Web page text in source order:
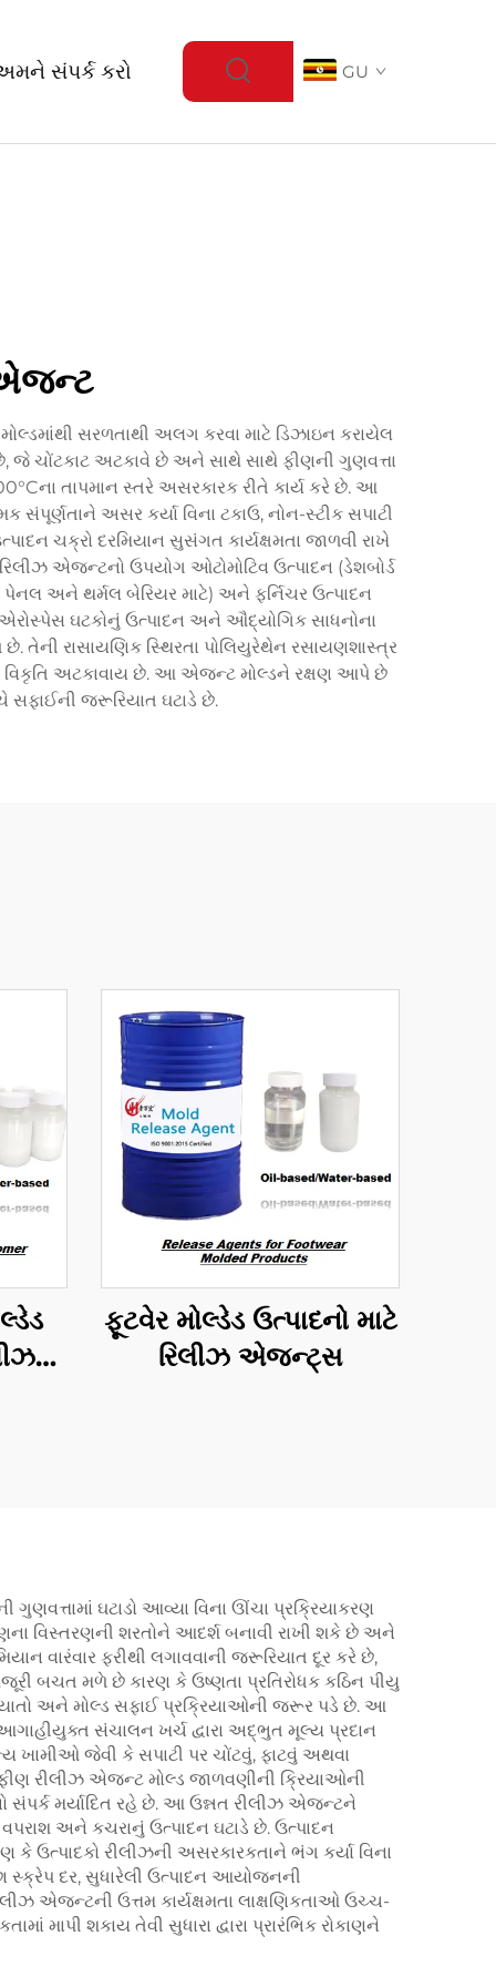
સંપર્ક કરો GU
એજન્ટ
સરળતાથી અલગ કરવા માટે ડિઝાઇન કરાયેલ
જે ચોંટકાટ અટકાવે છે અને સાથે સાથે ફીણની ગુણવત્તા
તાપમાન સ્તરે અસરકારક રીતે કાર્ય કરે છે. આ
અસર કર્યા વિના ટકાઉ, નોન-સ્ટીક સપાટી
ચક્રો દરમિયાન સુસંગત કાર્યક્ષમતા જાળવી રાખે
એજન્ટનો ઉપયોગ ઓટોમોટિવ ઉત્પાદન (ડેશબોર્ડ
અને થર્મલ બેરિયર માટે) અને ફર્નિચર ઉત્પાદન
ઘટકોનું ઉત્પાદન અને ઔદ્યોગિક સાધનોના
તેની રાસાયણિક સ્થિરતા પોલિયુરેથેન રસાયણશાસ્ત્ર
વિકૃતિ અટકાવાય છે. આ એજન્ટ મોલ્ડને રક્ષણ આપે છે
સફાઈની જરૂરિયાત ઘટાડે છે.
ફૂટવેર મોલ્ડેડ ઉત્પાદનો માટે
રિલીઝ એજન્ટ્સ
ઘટાડો આવ્યા વિના ઊંચા પ્રક્રિયાકરણ
વિસ્તરણની શરતોને આદર્શ બનાવી રાખી શકે છે અને
વારંવાર ફરીથી લગાવવાની જરૂરિયાત દૂર કરે છે,
બચત મળે છે કારણ કે ઉષ્ણતા પ્રતિરોધક કઠિન પીયુ
અને મોલ્ડ સફાઈ પ્રક્રિયાઓની જરૂર પડે છે. આ
આગાહીયુક્ત સંચાલન ખર્ચ દ્વારા અદ્ભુત મૂલ્ય પ્રદાન
ખામીઓ જેવી કે સપાટી પર ચોંટવું, ફાટવું અથવા
રીલીઝ એજન્ટ મોલ્ડ જાળવણીની ક્રિયાઓની
સંપર્ક મર્યાદિત રહે છે. આ ઉન્નત રીલીઝ એજન્ટને
અને કચરાનું ઉત્પાદન ઘટાડે છે. ઉત્પાદન
ઉત્પાદકો રીલીઝની અસરકારકતાને ભંગ કર્યા વિના
દર, સુધારેલી ઉત્પાદન આયોજનની
એજન્ટની ઉત્તમ કાર્યક્ષમતા લાક્ષણિકતાઓ ઉચ્ચ-
માપી શકાય તેવી સુધારા દ્વારા પ્રારંભિક રોકાણને